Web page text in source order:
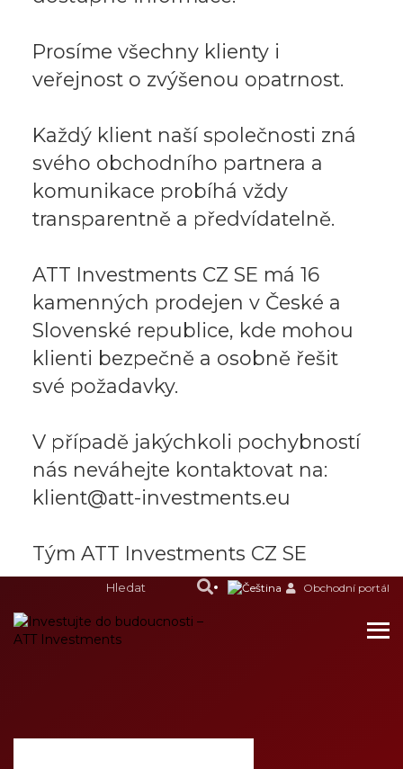
Prosíme všechny klienty i
veřejnost o zvýšenou opatrnost.
Každý klient naší společnosti zná
svého obchodního partnera a
komunikace probíhá vždy
transparentně a předvídatelně.
ATT Investments CZ SE má 16
kamenných prodejen v České a
Slovenské republice, kde mohou
klienti bezpečně a osobně řešit
své požadavky.
V případě jakýchkoli pochybností
nás neváhejte kontaktovat na:
klient@att-investments.eu
Tým ATT Investments CZ SE
Obchodní portál
NABÍDKA